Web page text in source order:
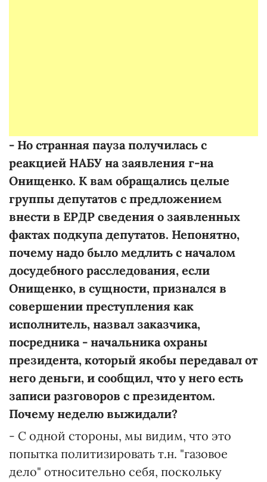
- Но странная пауза получилась с
реакцией НАБУ на заявления г-на
Онищенко. К вам обращались целые
группы депутатов с предложением
внести в ЕРДР сведения о заявленных
фактах подкупа депутатов. Непонятно,
почему надо было медлить с началом
досудебного расследования, если
Онищенко, в сущности, признался в
совершении преступления как
исполнитель, назвал заказчика,
посредника - начальника охраны
президента, который якобы передавал от
него деньги, и сообщил, что у него есть
записи разговоров с президентом.
Почему неделю выжидали?
- С одной стороны, мы видим, что это
попытка политизировать т.н. "газовое
дело" относительно себя, поскольку